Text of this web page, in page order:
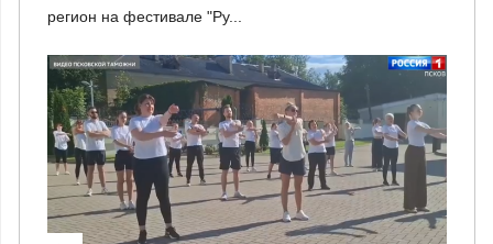
регион на фестивале "Ру...